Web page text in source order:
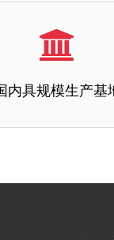
安全和稳定性均达到国家
内具规模生产基